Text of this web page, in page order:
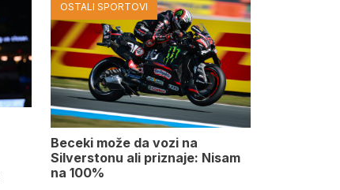
OSTALI SPORTOVI
Beceki može da vozi na
Silverstonu ali priznaje: Nisam
na 100%